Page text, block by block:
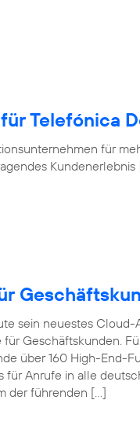
Telefónica
für
sein neuestes Cloud-
Geschäftskunden.
über 160 High-End-
für Anrufe in alle
der führenden […]